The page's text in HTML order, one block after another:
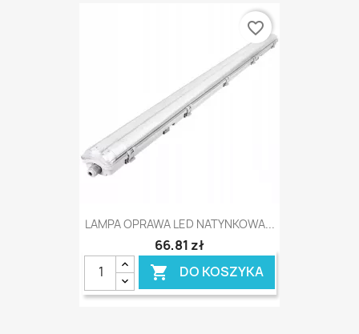
LAMPA OPRAWA LED NATYNKOWA...
66,81 zł
 DO KOSZYKA
favorite_border